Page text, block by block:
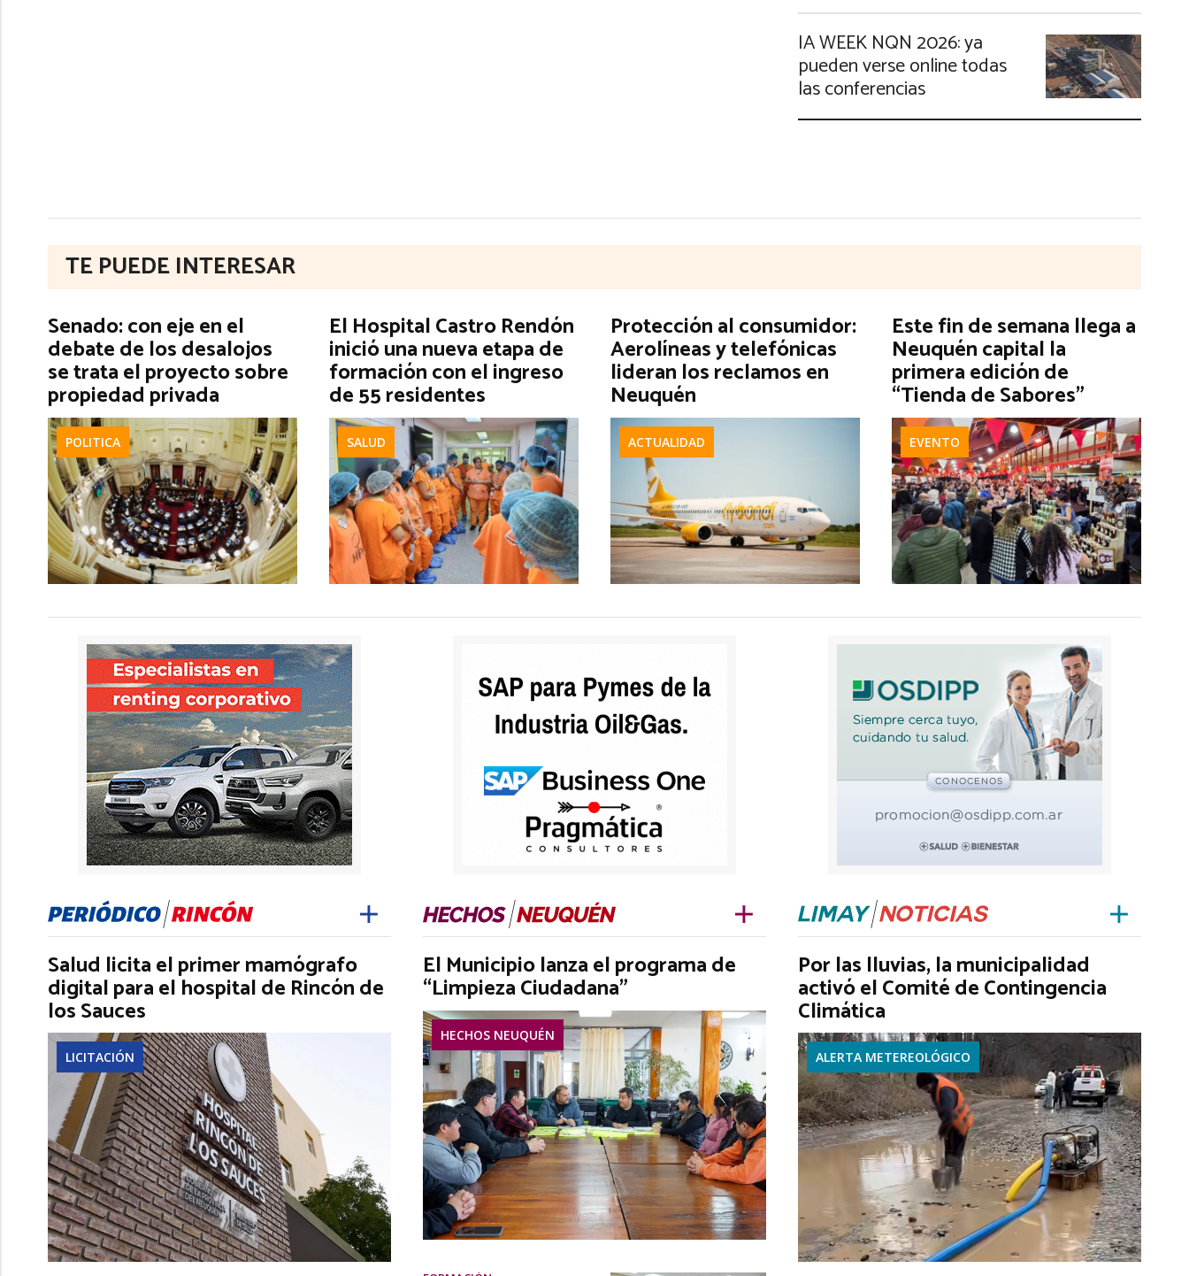
IA WEEK NQN 2026: ya
pueden verse online todas
las conferencias
TE PUEDE INTERESAR
Senado: con eje en el
debate de los desalojos
se trata el proyecto sobre
propiedad privada
POLITICA
El Hospital Castro Rendón
inició una nueva etapa de
formación con el ingreso
de 55 residentes
SALUD
Protección al consumidor:
Aerolíneas y telefónicas
lideran los reclamos en
Neuquén
ACTUALIDAD
Este fin de semana llega a
Neuquén capital la
primera edición de
“Tienda de Sabores”
EVENTO
Salud licita el primer mamógrafo
digital para el hospital de Rincón de
los Sauces
LICITACIÓN
El Municipio lanza el programa de
“Limpieza Ciudadana”
HECHOS NEUQUÉN
Por las lluvias, la municipalidad
activó el Comité de Contingencia
Climática
ALERTA METEREOLÓGICO